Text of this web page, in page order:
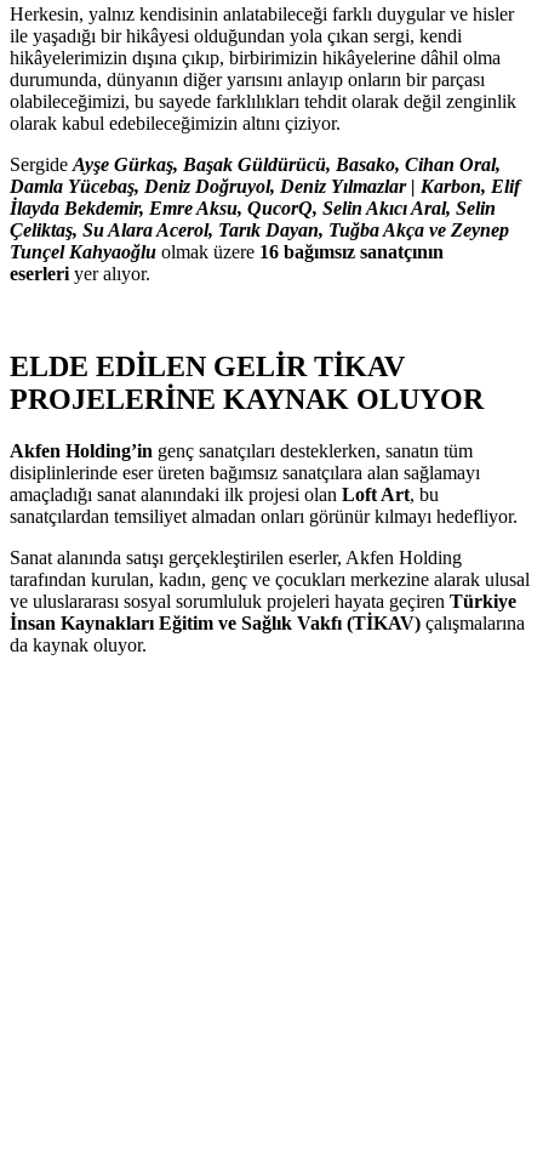
Herkesin, yalnız kendisinin anlatabileceği farklı duygular ve hisler
ile yaşadığı bir hikâyesi olduğundan yola çıkan sergi, kendi
hikâyelerimizin dışına çıkıp, birbirimizin hikâyelerine dâhil olma
durumunda, dünyanın diğer yarısını anlayıp onların bir parçası
olabileceğimizi, bu sayede farklılıkları tehdit olarak değil zenginlik
olarak kabul edebileceğimizin altını çiziyor.
Sergide Ayşe Gürkaş, Başak Güldürücü, Basako, Cihan Oral,
Damla Yücebaş, Deniz Doğruyol, Deniz Yılmazlar | Karbon, Elif
İlayda Bekdemir, Emre Aksu, QucorQ, Selin Akıcı Aral, Selin
Çeliktaş, Su Alara Acerol, Tarık Dayan, Tuğba Akça ve Zeynep
Tunçel Kahyaoğlu olmak üzere 16 bağımsız sanatçının
eserleri yer alıyor.
ELDE EDİLEN GELİR TİKAV
PROJELERİNE KAYNAK OLUYOR
Akfen Holding’in genç sanatçıları desteklerken, sanatın tüm
disiplinlerinde eser üreten bağımsız sanatçılara alan sağlamayı
amaçladığı sanat alanındaki ilk projesi olan Loft Art, bu
sanatçılardan temsiliyet almadan onları görünür kılmayı hedefliyor.
Sanat alanında satışı gerçekleştirilen eserler, Akfen Holding
tarafından kurulan, kadın, genç ve çocukları merkezine alarak ulusal
ve uluslararası sosyal sorumluluk projeleri hayata geçiren Türkiye
İnsan Kaynakları Eğitim ve Sağlık Vakfı (TİKAV) çalışmalarına
da kaynak oluyor.